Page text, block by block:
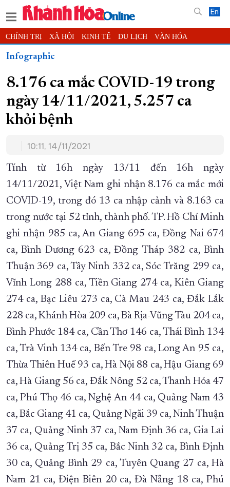
En
CHÍNH TRỊ XÃ HỘI KINH TẾ DU LỊCH VĂN HÓA
THỂ THAO ĐỜI SỐNG
THẾ GIỚI MULTIMEDIA VIDEO ĐỌC BÁO ONLINE
PODCAST THÔNG TIN - QUẢNG CÁO
QUY HOẠCH TỈNH KHÁNH HÒA
TRƯỜNG SA BIỂN ĐẢO QUÊ HƯƠNG
KỶ NIỆM 370 NĂM XÂY DỰNG VÀ PHÁT TRIỂN TỈNH KHÁNH HÒA
KHOẢNH KHẮC ĐẸP XỨ TRẦM
XÂY DỰNG KHÁNH HÒA TRỞ THÀNH THÀNH PHỐ TRỰC THUỘC
ĐẠI HỘI ĐẢNG CÁC CẤP TRANG CHỦ VỀ BÁO KHÁNH HÒA
Infographic
8.176 ca mắc COVID-19 trong
ngày 14/11/2021, 5.257 ca
khỏi bệnh
10:11, 14/11/2021
Tính từ 16h ngày 13/11 đến 16h ngày
14/11/2021, Việt Nam ghi nhận 8.176 ca mắc mới
COVID-19, trong đó 13 ca nhập cảnh và 8.163 ca
trong nước tại 52 tỉnh, thành phố. TP. Hồ Chí Minh
ghi nhận 985 ca, An Giang 695 ca, Đồng Nai 674
ca, Bình Dương 623 ca, Đồng Tháp 382 ca, Bình
Thuận 369 ca, Tây Ninh 332 ca, Sóc Trăng 299 ca,
Vĩnh Long 288 ca, Tiền Giang 274 ca, Kiên Giang
274 ca, Bạc Liêu 273 ca, Cà Mau 243 ca, Đắk Lắk
228 ca, Khánh Hòa 209 ca, Bà Rịa-Vũng Tàu 204 ca,
Bình Phước 184 ca, Cần Thơ 146 ca, Thái Bình 134
ca, Trà Vinh 134 ca, Bến Tre 98 ca, Long An 95 ca,
Thừa Thiên Huế 93 ca, Hà Nội 88 ca, Hậu Giang 69
ca, Hà Giang 56 ca, Đắk Nông 52 ca, Thanh Hóa 47
ca, Phú Thọ 46 ca, Nghệ An 44 ca, Quảng Nam 43
ca, Bắc Giang 41 ca, Quảng Ngãi 39 ca, Ninh Thuận
37 ca, Quảng Ninh 37 ca, Nam Định 36 ca, Gia Lai
36 ca, Quảng Trị 35 ca, Bắc Ninh 32 ca, Bình Định
30 ca, Quảng Bình 29 ca, Tuyên Quang 27 ca, Hà
Nam 21 ca, Điện Biên 20 ca, Đà Nẵng 18 ca, Phú